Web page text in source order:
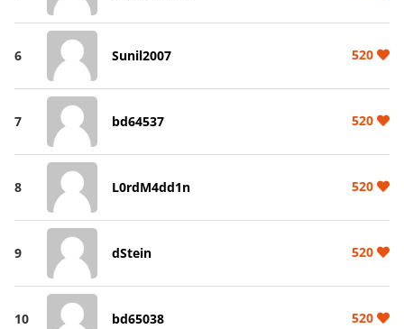
6 Sunil2007 520
7 bd64537 520
8 L0rdM4dd1n 520
9 dStein 520
10 bd65038 520